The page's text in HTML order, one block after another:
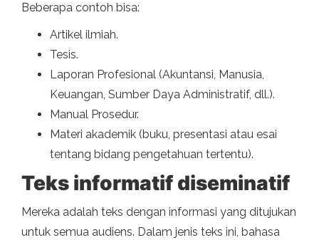
Beberapa contoh bisa:
Artikel ilmiah.
Tesis.
Laporan Profesional (Akuntansi, Manusia,
Keuangan, Sumber Daya Administratif, dll.).
Manual Prosedur.
Materi akademik (buku, presentasi atau esai
tentang bidang pengetahuan tertentu).
Teks informatif diseminatif
Mereka adalah teks dengan informasi yang ditujukan
untuk semua audiens. Dalam jenis teks ini, bahasa